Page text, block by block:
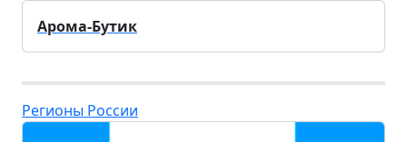
Арома-Бутик
Регионы России